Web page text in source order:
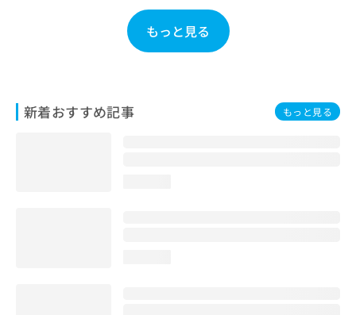
もっと見る
新着おすすめ記事 もっと見る
は
こ